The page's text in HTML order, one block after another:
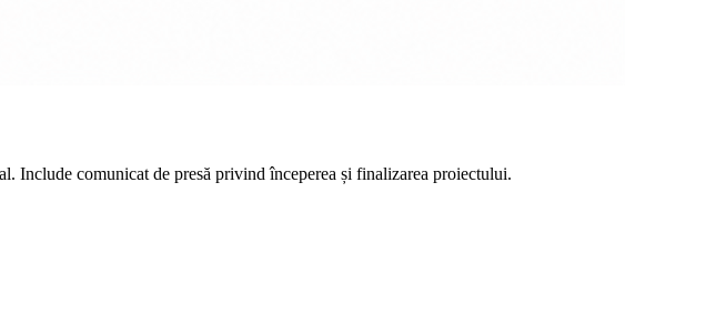
Include comunicat de presă privind începerea și finalizarea proiectului.